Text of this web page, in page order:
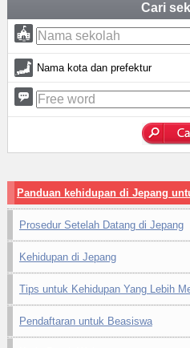
Cari
Nama kota dan prefektur
Panduan kehidupan di Jepang
Prosedur Setelah Datang di Jepang
Kehidupan di Jepang
Tips untuk Kehidupan Yang Lebih
Pendaftaran untuk Beasiswa